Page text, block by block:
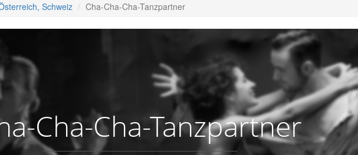
Schweiz Cha-Cha-Cha-Tanzpartner
Cha-Cha-Tanzpartner